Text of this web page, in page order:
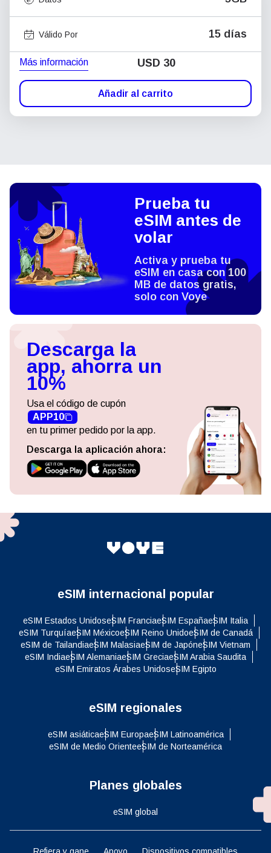
Válido Por 15 días
Más información USD 30
Añadir al carrito
Prueba tu
eSIM antes de
volar
Activa y prueba tu
eSIM en casa con 100
MB de datos gratis,
solo con Voye
Descarga la
app, ahorra un
10%
Usa el código de cupón
APP10
en tu primer pedido por la app.
Descarga la aplicación ahora:
eSIM internacional popular
eSIM Estados UnidoseSIM FranciaeSIM EspañaeSIM Italia
eSIM TurquíaeSIM MéxicoeSIM Reino UnidoeSIM de Canadá
eSIM de TailandiaeSIM MalasiaeSIM de JapóneSIM Vietnam
eSIM IndiaeSIM AlemaniaeSIM GreciaeSIM Arabia Saudita
eSIM Emiratos Árabes UnidoseSIM Egipto
eSIM regionales
eSIM asiáticaeSIM EuropaeSIM Latinoamérica
eSIM de Medio OrienteeSIM de Norteamérica
Planes globales
eSIM global